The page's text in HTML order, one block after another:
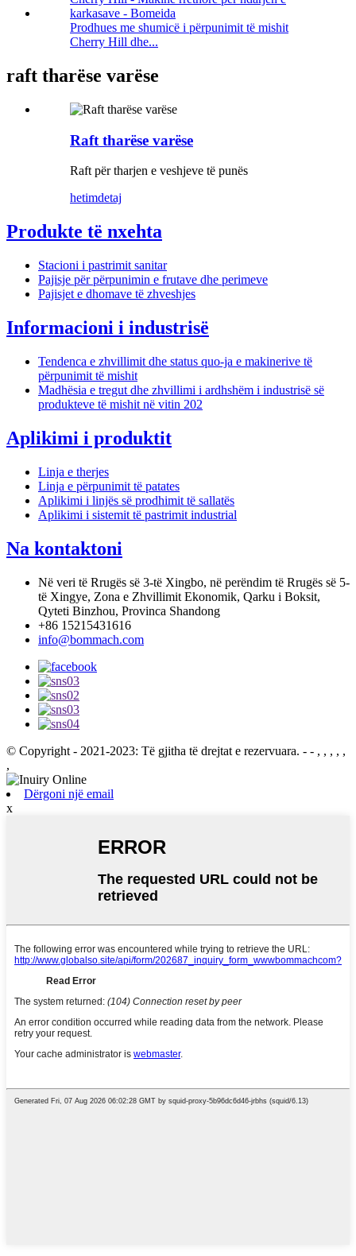
Prodhues me shumicë i përpunimit të mishit
Cherry Hill dhe...
raft tharëse varëse
Raft tharëse varëse
Raft për tharjen e veshjeve të punës
hetimdetaj
Produkte të nxehta
Stacioni i pastrimit sanitar
Pajisje për përpunimin e frutave dhe perimeve
Pajisjet e dhomave të zhveshjes
Informacioni i industrisë
Tendenca e zhvillimit dhe status quo-ja e makinerive të
përpunimit të mishit
Madhësia e tregut dhe zhvillimi i ardhshëm i industrisë së
produkteve të mishit në vitin 202
Aplikimi i produktit
Linja e therjes
Linja e përpunimit të patates
Aplikimi i linjës së prodhimit të sallatës
Aplikimi i sistemit të pastrimit industrial
Na kontaktoni
Në veri të Rrugës së 3-të Xingbo, në perëndim të Rrugës së 5-
të Xingye, Zona e Zhvillimit Ekonomik, Qarku i Boksit,
Qyteti Binzhou, Provinca Shandong
+86 15215431616
info@bommach.com
© Copyright - 2021-2023: Të gjitha të drejtat e rezervuara. - - , , , , ,
,
Dërgoni një email
x